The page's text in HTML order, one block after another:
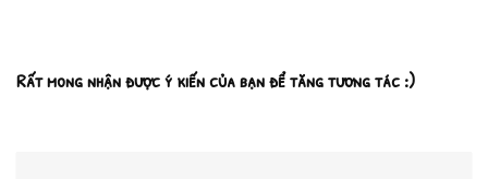
Rất mong nhận được ý kiến của bạn để tăng tương tác :)